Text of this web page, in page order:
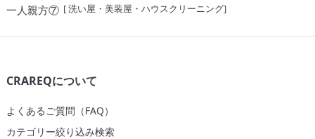
一人親方⑦[洗い屋・美装屋・ハウスクリーニング]
CRAREQについて
よくあるご質問（FAQ）
カテゴリー絞り込み検索